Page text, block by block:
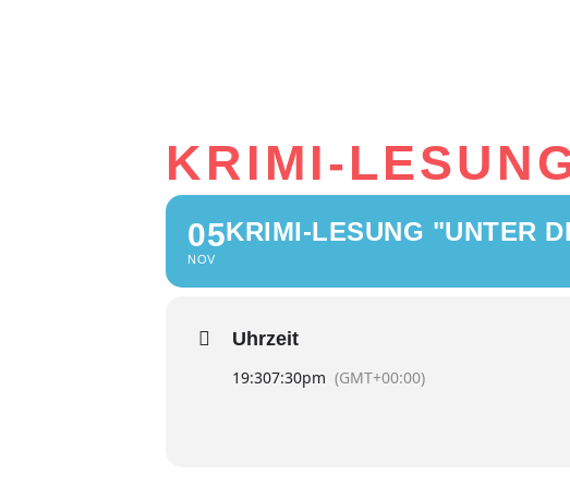
KRIMI-
05
NOV
KRIMI-LESUNG "UNTER
Uhrzeit
19:307:30pm (GMT+00:00)